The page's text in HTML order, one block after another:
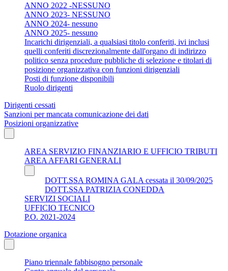
ANNO 2022 -NESSUNO
ANNO 2023- NESSUNO
ANNO 2024- nessuno
ANNO 2025- nessuno
Incarichi dirigenziali, a qualsiasi titolo conferiti, ivi inclusi
quelli conferiti discrezionalmente dall'organo di indirizzo
politico senza procedure pubbliche di selezione e titolari di
posizione organizzativa con funzioni dirigenziali
Posti di funzione disponibili
Ruolo dirigenti
Dirigenti cessati
Sanzioni per mancata comunicazione dei dati
Posizioni organizzative
AREA SERVIZIO FINANZIARIO E UFFICIO TRIBUTI
AREA AFFARI GENERALI
DOTT.SSA ROMINA GALA cessata il 30/09/2025
DOTT.SSA PATRIZIA CONEDDA
SERVIZI SOCIALI
UFFICIO TECNICO
P.O. 2021-2024
Dotazione organica
Piano triennale fabbisogno personale